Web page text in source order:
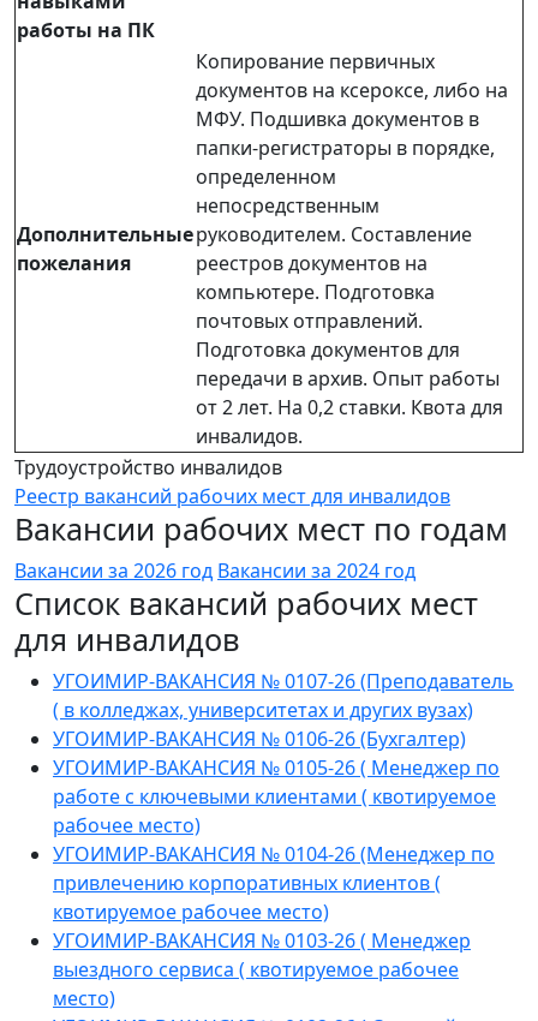
работы на ПК
Дополнительные
пожелания
Копирование первичных
документов на ксероксе, либо на
МФУ. Подшивка документов в
папки-регистраторы в порядке,
определенном
непосредственным
руководителем. Составление
реестров документов на
компьютере. Подготовка
почтовых отправлений.
Подготовка документов для
передачи в архив. Опыт работы
от 2 лет. На 0,2 ставки. Квота для
инвалидов.
Трудоустройство инвалидов
Реестр вакансий рабочих мест для инвалидов
Вакансии рабочих мест по годам
Вакансии за 2026 год Вакансии за 2024 год
Список вакансий рабочих мест
для инвалидов
УГОИМИР-ВАКАНСИЯ № 0107-26 (Преподаватель
( в колледжах, университетах и других вузах)
УГОИМИР-ВАКАНСИЯ № 0106-26 (Бухгалтер)
УГОИМИР-ВАКАНСИЯ № 0105-26 ( Менеджер по
работе с ключевыми клиентами ( квотируемое
рабочее место)
УГОИМИР-ВАКАНСИЯ № 0104-26 (Менеджер по
привлечению корпоративных клиентов (
квотируемое рабочее место)
УГОИМИР-ВАКАНСИЯ № 0103-26 ( Менеджер
выездного сервиса ( квотируемое рабочее
место)